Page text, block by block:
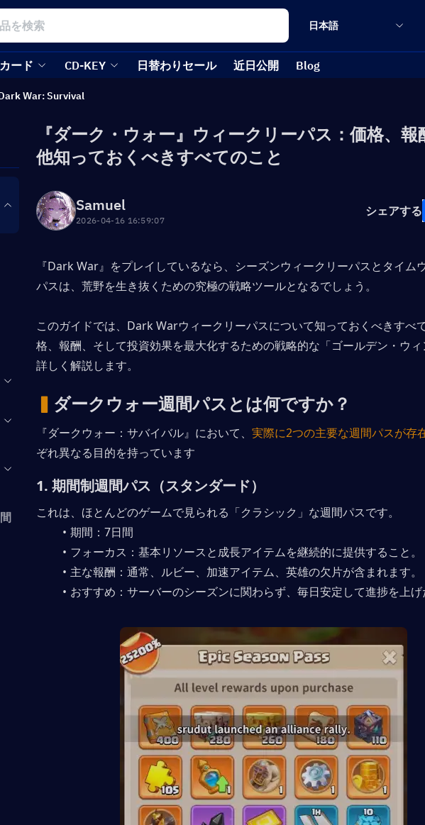
日本語
ード CD-KEY 日替わりセール 近日公開 Blog
War: Survival
『ダーク・ウォー』ウィークリーパス：価格、報
他知っておくべきすべてのこと
Samuel
2026-04-16 16:59:07
シェアする
『Dark War』をプレイしているなら、シーズンウィークリーパスとタイム
パスは、荒野を生き抜くための究極の戦略ツールとなるでしょう。
このガイドでは、Dark Warウィークリーパスについて知っておくべきすべ
格、報酬、そして投資効果を最大化するための戦略的な「ゴールデン・ウ
詳しく解説します。
▍ ダークウォー週間パスとは何ですか？
『ダークウォー：サバイバル』において、 実際に2つの主要な週間パスが存
ぞれ異なる目的を持っています
1. 期間制週間パス（スタンダード）
これは、ほとんどのゲームで見られる「クラシック」な週間パスです。
期間：7日間
フォーカス：基本リソースと成長アイテムを継続的に提供すること。
主な報酬：通常、ルビー、加速アイテム、英雄の欠片が含まれます。
おすすめ：サーバーのシーズンに関わらず、毎日安定して進捗を上げ